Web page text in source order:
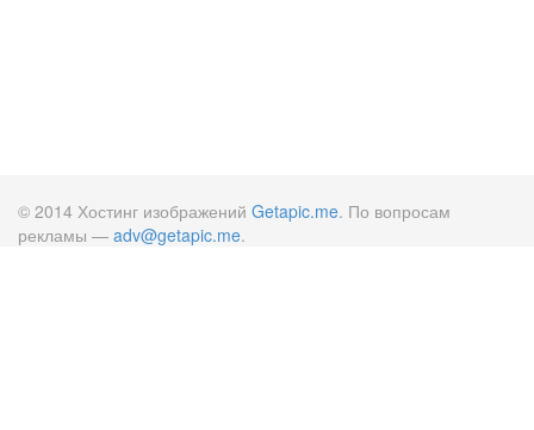
© 2014 Хостинг изображений Getapic.me. По вопросам
рекламы — adv@getapic.me.